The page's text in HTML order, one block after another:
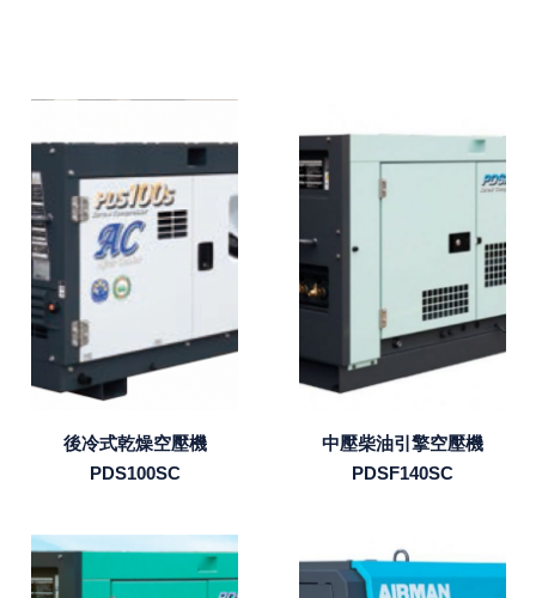
後冷式乾燥空壓機
PDS100SC
中壓柴油引擎空壓機
PDSF140SC